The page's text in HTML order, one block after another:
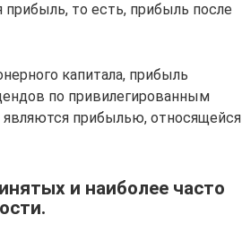
прибыль, то есть, прибыль после
капитала, прибыль
по привилегированным
прибылью, относящейся
и наиболее часто